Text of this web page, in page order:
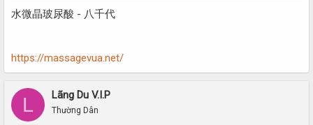
水微晶玻尿酸 - 八千代
https://massagevua.net/
L Lãng Du V.I.P
Thường Dân